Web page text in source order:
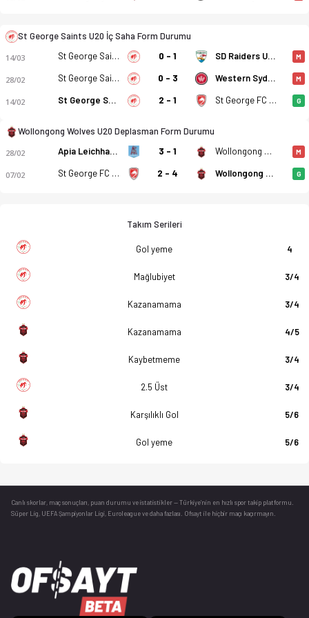
St George Saints U20 İç Saha Form Durumu
14/03 St George Saints U20 0 - 1 SD Raiders U20 M
28/02 St George Saints U20 0 - 3 Western Sydney Wanderers U20 M
14/02 St George Saints U20 2 - 1 St George FC U20 G
Wollongong Wolves U20 Deplasman Form Durumu
28/02 Apia Leichhardt Tigers U20 3 - 1 Wollongong Wolves U20 M
07/02 St George FC U20 2 - 4 Wollongong Wolves U20 G
Takım Serileri
Gol yeme 4
Mağlubiyet 3/4
Kazanamama 3/4
Kazanamama 4/5
Kaybetmeme 3/4
2.5 Üst 3/4
Karşılıklı Gol 5/6
Gol yeme 5/6
Canlı skorlar , maç sonuçları, puan durumu ve istatistikler — Türkiye’nin en hızlı spor takip platformu.
Süper Lig, UEFA Şampiyonlar Ligi, Euroleague ve daha fazlası. Ofsayt ile hiçbir maçı kaçırmayın.